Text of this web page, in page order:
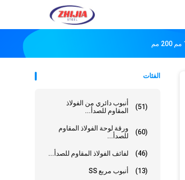
الفئات
أنبوب دائري من الفولاذ
المقاوم للصدأ...
(51)
ورقة لوحة الفولاذ المقاوم
للصدأ...
(60)
لفائف الفولاذ المقاوم للصدأ... (46)
أنبوب مربع SS (13)